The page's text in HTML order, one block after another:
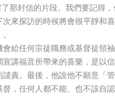
那封信的片段。我們要記得
來探訪的時候將會很平靜和
給任何宗徒職務或基督徒領
講福音所帶來的喜樂，是以
責。最後，他說他不願意「
，任何人都不能、也不該自